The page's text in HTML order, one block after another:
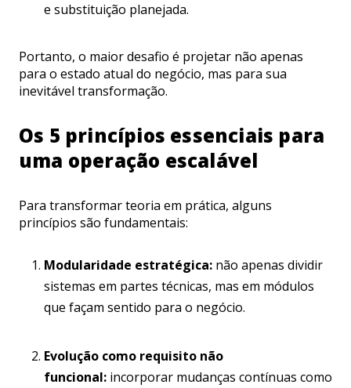
e substituição planejada.
Portanto, o maior desafio é projetar não apenas
para o estado atual do negócio, mas para sua
inevitável transformação.
Os 5 princípios essenciais para
uma operação escalável
Para transformar teoria em prática, alguns
princípios são fundamentais:
Modularidade estratégica: não apenas dividir
sistemas em partes técnicas, mas em módulos
que façam sentido para o negócio.
Evolução como requisito não
funcional: incorporar mudanças contínuas como